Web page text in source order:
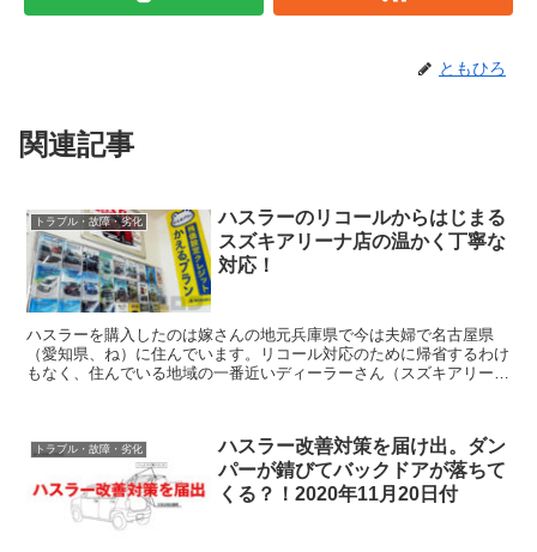
ともひろ
関連記事
トラブル・故障・劣化
ハスラーのリコールからはじまる
スズキアリーナ店の温かく丁寧な
対応！
ハスラーを購入したのは嫁さんの地元兵庫県で今は夫婦で名古屋県
（愛知県、ね）に住んでいます。リコール対応のために帰省するわけ
もなく、住んでいる地域の一番近いディーラーさん（スズキアリーナ
トラブル・故障・劣化
ハスラー改善対策を届け出。ダン
パーが錆びてバックドアが落ちて
くる？！2020年11月20日付